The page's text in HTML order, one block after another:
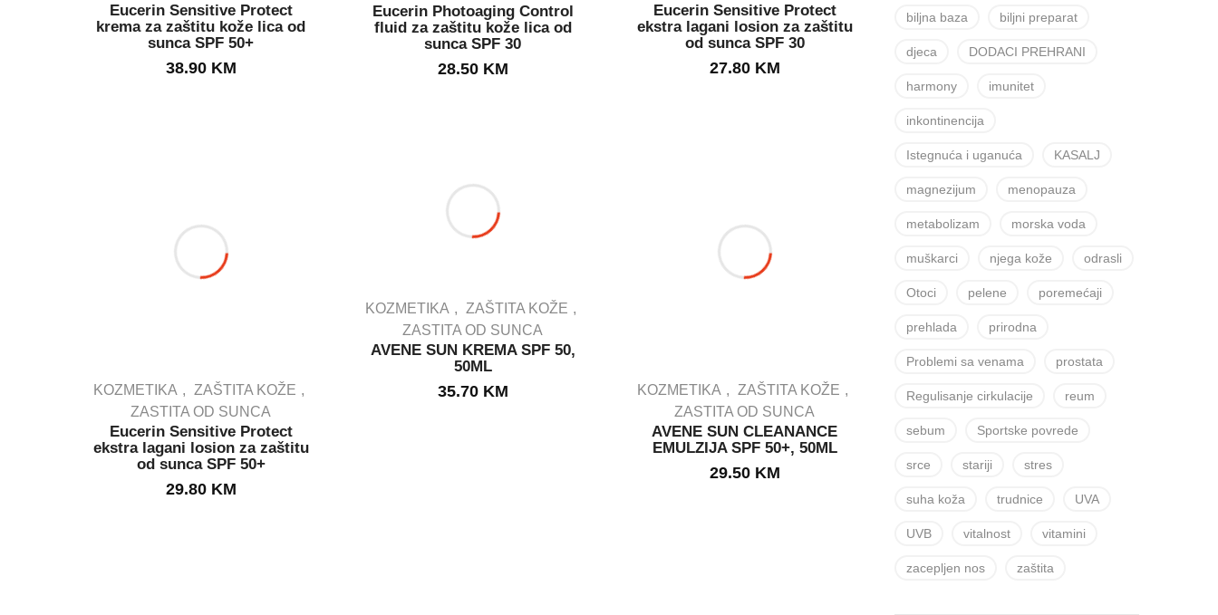
IN STOCK
Eucerin Sensitive Protect
krema za zaštitu kože lica od
sunca SPF 50+
38.90 KM
IN STOCK
Eucerin Photoaging Control
fluid za zaštitu kože lica od
sunca SPF 30
28.50 KM
IN STOCK
Eucerin Sensitive Protect
ekstra lagani losion za zaštitu
od sunca SPF 30
27.80 KM
IN STOCK
KOZMETIKA
ZAŠTITA KOŽE
ZASTITA OD SUNCA
Eucerin Sensitive Protect
ekstra lagani losion za zaštitu
od sunca SPF 50+
29.80 KM
IN STOCK
KOZMETIKA
ZAŠTITA KOŽE
ZASTITA OD SUNCA
AVENE SUN KREMA SPF 50,
50ML
35.70 KM
IN STOCK
KOZMETIKA
ZAŠTITA KOŽE
ZASTITA OD SUNCA
AVENE SUN CLEANANCE
EMULZIJA SPF 50+, 50ML
29.50 KM
biljna baza biljni preparat
djeca DODACI PREHRANI
harmony imunitet
inkontinencija
Istegnuća i uganuća KASALJ
magnezijum menopauza
metabolizam morska voda
muškarci njega kože odrasli
Otoci pelene poremećaji
prehlada prirodna
Problemi sa venama prostata
Regulisanje cirkulacije reum
sebum Sportske povrede
srce stariji stres
suha koža trudnice UVA
UVB vitalnost vitamini
zacepljen nos zaštita